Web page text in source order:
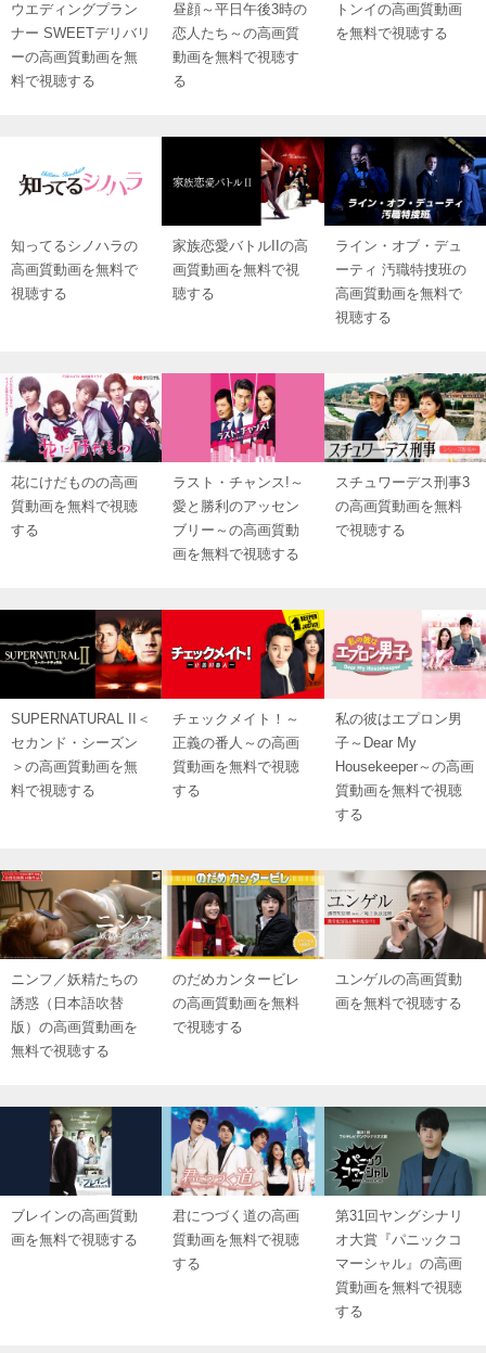
ウエディングプラン
ナー SWEETデリバリ
ーの高画質動画を無
料で視聴する
昼顔～平日午後3時の
恋人たち～の高画質
動画を無料で視聴す
る
トンイの高画質動画
を無料で視聴する
知ってるシノハラの
高画質動画を無料で
視聴する
家族恋愛バトルIIの高
画質動画を無料で視
聴する
ライン・オブ・デュ
ーティ 汚職特捜班の
高画質動画を無料で
視聴する
花にけだものの高画
質動画を無料で視聴
する
ラスト・チャンス!～
愛と勝利のアッセン
ブリー～の高画質動
画を無料で視聴する
スチュワーデス刑事3
の高画質動画を無料
で視聴する
SUPERNATURAL II＜
セカンド・シーズン
＞の高画質動画を無
料で視聴する
チェックメイト！～
正義の番人～の高画
質動画を無料で視聴
する
私の彼はエプロン男
子～Dear My
Housekeeper～の高画
質動画を無料で視聴
する
ニンフ／妖精たちの
誘惑（日本語吹替
版）の高画質動画を
無料で視聴する
のだめカンタービレ
の高画質動画を無料
で視聴する
ユンゲルの高画質動
画を無料で視聴する
ブレインの高画質動
画を無料で視聴する
君につづく道の高画
質動画を無料で視聴
する
第31回ヤングシナリ
オ大賞『パニックコ
マーシャル』の高画
質動画を無料で視聴
する